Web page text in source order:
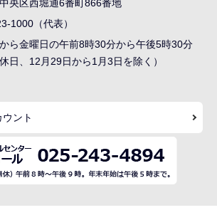
央区西堀通6番町866番地
1000（代表）
ら金曜日の午前8時30分から午後5時30分
休日、12月29日から1月3日を除く）
ント